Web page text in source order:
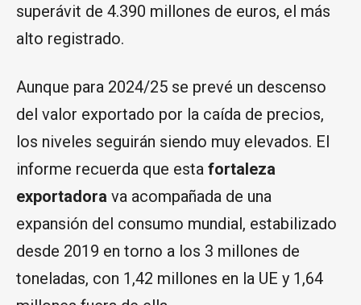
superávit de 4.390 millones de euros, el más
alto registrado.
Aunque para 2024/25 se prevé un descenso
del valor exportado por la caída de precios,
los niveles seguirán siendo muy elevados. El
informe recuerda que esta fortaleza
exportadora va acompañada de una
expansión del consumo mundial, estabilizado
desde 2019 en torno a los 3 millones de
toneladas, con 1,42 millones en la UE y 1,64